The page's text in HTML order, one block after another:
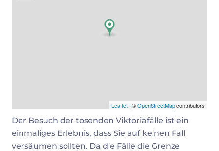
Leaflet | ©OpenStreetMapcontributors
Der Besuch der tosenden Viktoriafälle ist ein
einmaliges Erlebnis, dass Sie auf keinen Fall
versäumen sollten. Da die Fälle die Grenze